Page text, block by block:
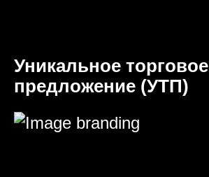
Уникальное торговое
предложение (УТП)